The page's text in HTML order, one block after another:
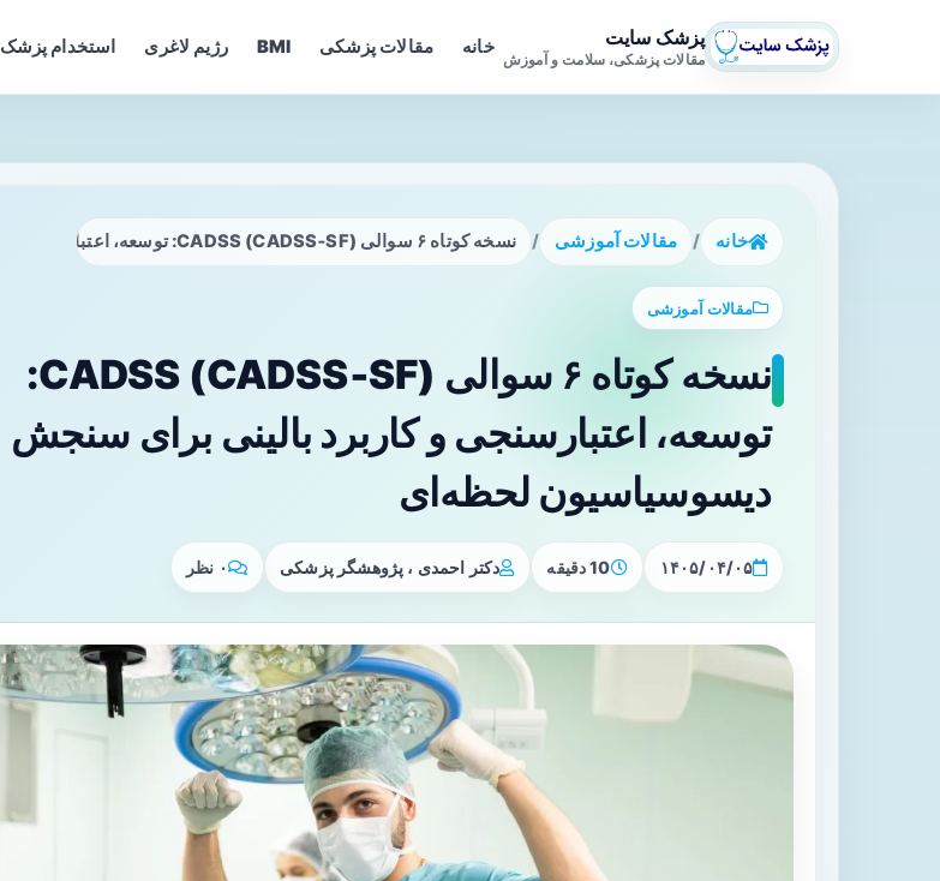
پزشک سایت
مقالات پزشکی، سلامت و آموزش
خانه مقالات پزشکی BMI رژیم لاغری استخدام پزشک
خانه / مقالات آموزشی / نسخه کوتاه ۶‌ سوالی CADSS (CADSS‑SF): توسعه، اعتبارسنجی و کاربرد بالینی برای سنجش دیسوسیاسیون لحظه‌ای
مقالات آموزشی
نسخه کوتاه ۶‌ سوالی CADSS (CADSS‑SF):
توسعه، اعتبارسنجی و کاربرد بالینی برای سنجش
دیسوسیاسیون لحظه‌ای
۱۴۰۵/۰۴/۰۵ 10 دقیقه دکتر احمدی ، پژوهشگر پزشکی ۰ نظر